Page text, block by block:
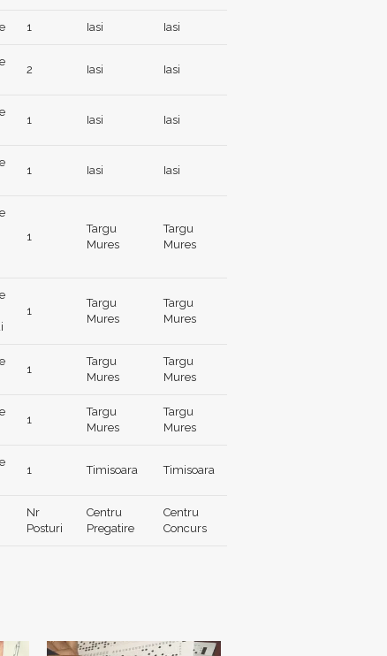
1 Iasi Iasi
2 Iasi Iasi
1 Iasi Iasi
1 Iasi Iasi
1
Targu
Mures
Targu
Mures
1
Targu
Mures
Targu
Mures
1
Targu
Mures
Targu
Mures
1
Targu
Mures
Targu
Mures
1 Timisoara Timisoara
Nr
Posturi
Centru
Pregatire
Centru
Concurs